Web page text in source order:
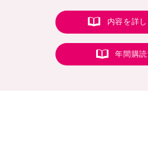
内容を詳
年間購